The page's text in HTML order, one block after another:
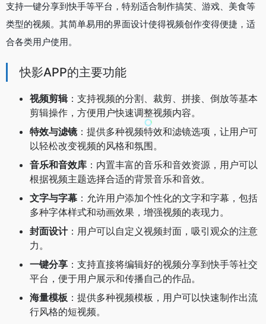
支持一键分享到快手等平台，特别适合制作搞笑、游戏、美食等
类型的视频。其简单易用的界面设计使得视频创作变得便捷，适
合各类用户使用。
快影APP的主要功能
视频剪辑：支持视频的分割、裁剪、拼接、倒放等基本
剪辑操作，方便用户快速调整视频内容。
特效与滤镜 ：提供多种视频特效和滤镜选项，让用户可
以轻松改变视频的风格和氛围。
音乐和音效库 ：内置丰富的音乐和音效资源，用户可以
根据视频主题选择合适的背景音乐和音效。
文字与字幕 ：允许用户添加个性化的文字和字幕，包括
多种字体样式和动画效果，增强视频的表现力。
封面设计：用户可以自定义视频封面，吸引观众的注意
力。
一键分享 ：支持直接将编辑好的视频分享到快手等社交
平台，便于用户展示和传播自己的作品。
海量模板 ：提供多种视频模板，用户可以快速制作出流
行风格的短视频。